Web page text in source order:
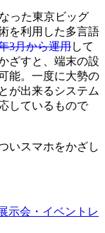
った東京ビッグ
を利用した多言語
3月から運用して
ざすと、端末の設
能。一度に大勢の
が出来るシステム
しているもので
いスマホをかざし
示会・イベントレ